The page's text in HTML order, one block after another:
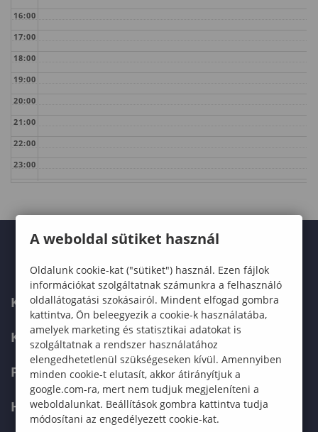
16:00
17:00
18:00
19:00
20:00
21:00
22:00
23:00
KARUNK
KÉPZÉSEK
FELVÉTELIZŐKNEK
HALLGATÓKNAK
A weboldal sütiket használ
Oldalunk cookie-kat ("sütiket") használ. Ezen fájlok
információkat szolgáltatnak számunkra a felhasználó
oldallátogatási szokásairól. Mindent elfogad gombra
kattintva, Ön beleegyezik a cookie-k használatába,
amelyek marketing és statisztikai adatokat is
szolgáltatnak a rendszer használatához
elengedhetetlenül szükségeseken kívül. Amennyiben
minden cookie-t elutasít, akkor átirányítjuk a
google.com-ra, mert nem tudjuk megjeleníteni a
weboldalunkat. Beállítások gombra kattintva tudja
módosítani az engedélyezett cookie-kat.